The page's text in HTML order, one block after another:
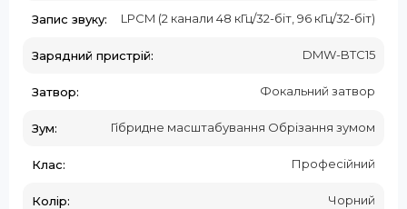
Запис звуку: LPCM (2 канали 48 кГц/32-біт, 96 кГц/32-біт)
Зарядний пристрій: DMW-BTC15
Затвор: Фокальний затвор
Зум: Гібридне масштабування Обрізання зумом
Клас: Професійний
Колір: Чорний